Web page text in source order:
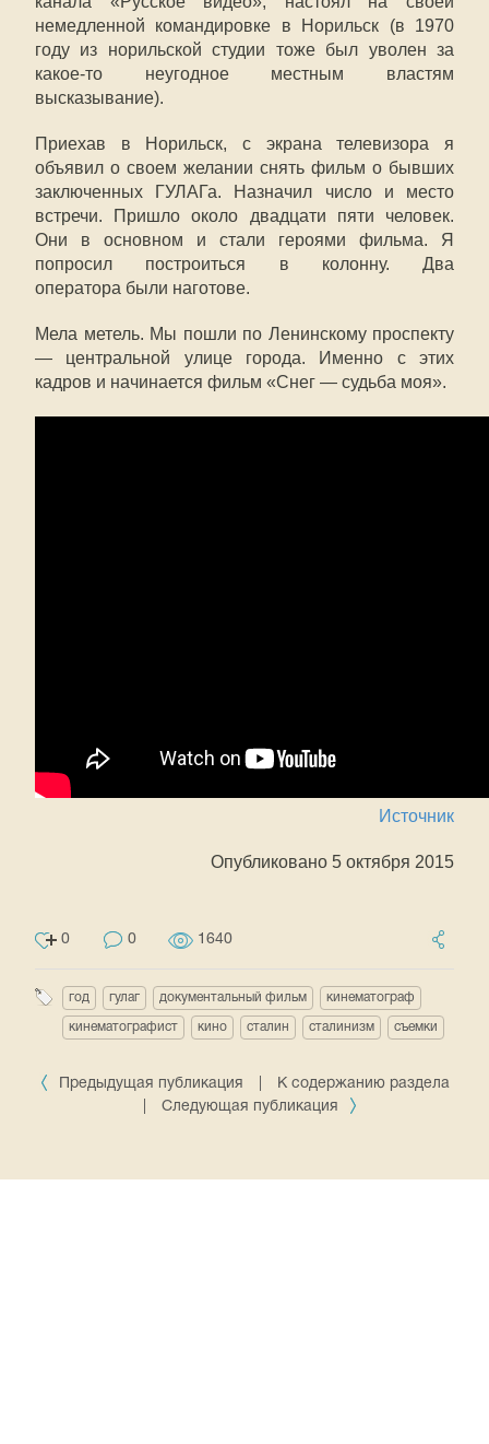
немедленной командировке в Норильск (в 1970
году из норильской студии тоже был уволен за
какое-то неугодное местным властям
высказывание).
Приехав в Норильск, с экрана телевизора я
объявил о своем желании снять фильм о бывших
заключенных ГУЛАГа. Назначил число и место
встречи. Пришло около двадцати пяти человек.
Они в основном и стали героями фильма. Я
попросил построиться в колонну. Два
оператора были наготове.
Мела метель. Мы пошли по Ленинскому проспекту
— центральной улице города. Именно с этих
кадров и начинается фильм «Снег — судьба моя».
Источник
Опубликовано 5 октября 2015
0 0 1640
год гулаг документальный фильм кинематограф
кинематографист кино сталин сталинизм съемки
Предыдущая публикация
К содержанию раздела
Следующая публикация